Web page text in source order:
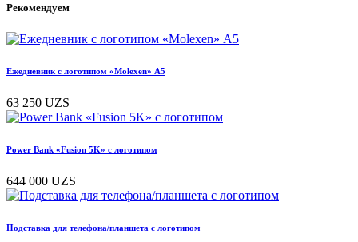
Рекомендуем
Ежедневник с логотипом «Molexen» А5
63 250 UZS
Power Bank «Fusion 5K» с логотипом
644 000 UZS
Подставка для телефона/планшета с логотипом